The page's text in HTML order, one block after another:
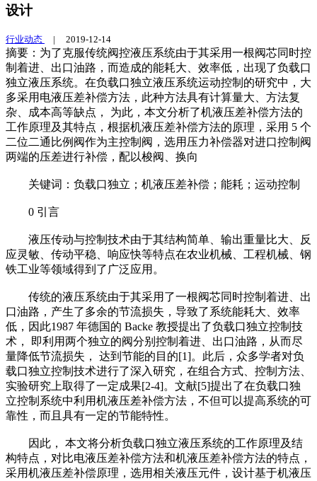
设计
行业动态 | 2019-12-14
摘要：为了克服传统阀控液压系统由于其采用一根阀芯同时控
制着进、出口油路，而造成的能耗大、效率低，出现了负载口
独立液压系统。在负载口独立液压系统运动控制的研究中，大
多采用电液压差补偿方法，此种方法具有计算量大、方法复
杂、成本高等缺点， 为此，本文分析了机液压差补偿方法的
工作原理及其特点，根据机液压差补偿方法的原理，采用 5 个
二位二通比例阀作为主控制阀，选用压力补偿器对进口控制阀
两端的压差进行补偿，配以梭阀、换向
关键词：负载口独立；机液压差补偿；能耗；运动控制
0 引言
液压传动与控制技术由于其结构简单、输出重量比大、反
应灵敏、传动平稳、响应快等特点在农业机械、工程机械、钢
铁工业等领域得到了广泛应用。
传统的液压系统由于其采用了一根阀芯同时控制着进、出
口油路，产生了多余的节流损失，导致了系统能耗大、效率
低，因此1987 年德国的 Backe 教授提出了负载口独立控制技
术， 即利用两个独立的阀分别控制着进、出口油路，从而尽
量降低节流损失， 达到节能的目的[1]。此后，众多学者对负
载口独立控制技术进行了深入研究，在组合方式、控制方法、
实验研究上取得了一定成果[2-4]。文献[5]提出了在负载口独
立控制系统中利用机液压差补偿方法，不但可以提高系统的可
靠性，而且具有一定的节能特性。
因此， 本文将分析负载口独立液压系统的工作原理及结
构特点，对比电液压差补偿方法和机液压差补偿方法的特点，
采用机液压差补偿原理，选用相关液压元件，设计基于机液压